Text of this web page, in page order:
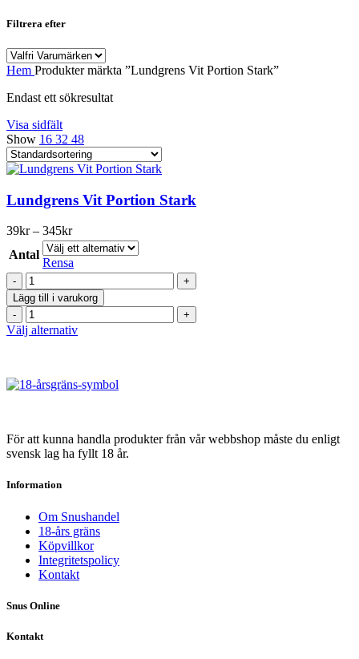
Filtrera efter
Hem Produkter märkta ”Lundgrens Vit Portion Stark”
Endast ett sökresultat
Visa sidfält
Show 16 32 48
Lundgrens Vit Portion Stark
39kr – 345krPrisintervall:
39kr
till
345kr
Antal
Rensa
Lundgrens
Vit
Portion
Stark
mängd
Lägg till i varukorg
Lundgrens
Vit
Portion
Välj alternativDen
flera
alternativen
kan
För att kunna handla produkter från vår webbshop måste du enligt
svensk lag ha fyllt 18 år.
Information
Om Snushandel
18-års gräns
Köpvillkor
Integritetspolicy
Kontakt
Snus Online
Kontakt